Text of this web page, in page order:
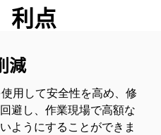
利点
減
用して安全性を高め、修
避し、作業現場で高額な
ようにすることができま